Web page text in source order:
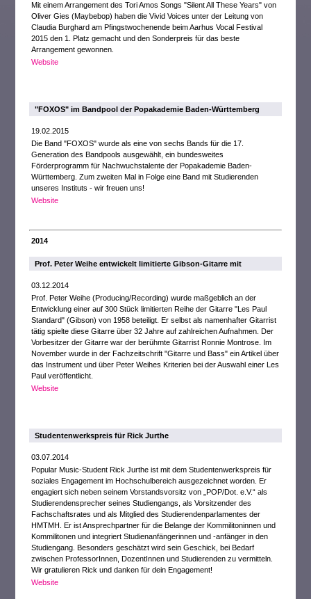
Mit einem Arrangement des Tori Amos Songs "Silent All These Years" von
Oliver Gies (Maybebop) haben die Vivid Voices unter der Leitung von
Claudia Burghard am Pfingstwochenende beim Aarhus Vocal Festival
2015 den 1. Platz gemacht und den Sonderpreis für das beste
Arrangement gewonnen.
Website
"FOXOS" im Bandpool der Popakademie Baden-Württemberg
19.02.2015
Die Band "FOXOS" wurde als eine von sechs Bands für die 17.
Generation des Bandpools ausgewählt, ein bundesweites
Förderprogramm für Nachwuchstalente der Popakademie Baden-
Württemberg. Zum zweiten Mal in Folge eine Band mit Studierenden
unseres Instituts - wir freuen uns!
Website
2014
Prof. Peter Weihe entwickelt limitierte Gibson-Gitarre mit
03.12.2014
Prof. Peter Weihe (Producing/Recording) wurde maßgeblich an der
Entwicklung einer auf 300 Stück limitierten Reihe der Gitarre "Les Paul
Standard" (Gibson) von 1958 beteiligt. Er selbst als namenhafter Gitarrist
tätig spielte diese Gitarre über 32 Jahre auf zahlreichen Aufnahmen. Der
Vorbesitzer der Gitarre war der berühmte Gitarrist Ronnie Montrose. Im
November wurde in der Fachzeitschrift "Gitarre und Bass" ein Artikel über
das Instrument und über Peter Weihes Kriterien bei der Auswahl einer Les
Paul veröffentlicht.
Website
Studentenwerkspreis für Rick Jurthe
03.07.2014
Popular Music-Student Rick Jurthe ist mit dem Studentenwerkspreis für
soziales Engagement im Hochschulbereich ausgezeichnet worden. Er
engagiert sich neben seinem Vorstandsvorsitz von „POP/Dot. e.V.“ als
Studierendensprecher seines Studiengangs, als Vorsitzender des
Fachschaftsrates und als Mitglied des Studierendenparlamentes der
HMTMH. Er ist Ansprechpartner für die Belange der Kommilitoninnen und
Kommilitonen und integriert Studienanfängerinnen und -anfänger in den
Studiengang. Besonders geschätzt wird sein Geschick, bei Bedarf
zwischen ProfessorInnen, DozentInnen und Studierenden zu vermitteln.
Wir gratulieren Rick und danken für dein Engagement!
Website